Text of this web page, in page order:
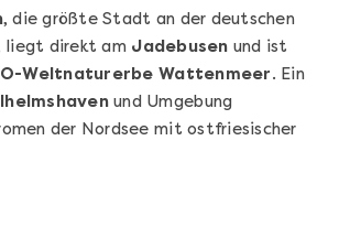
, die größte Stadt an der deutschen
liegt direkt am Jadebusen und ist
Weltnaturerbe Wattenmeer. Ein
und Umgebung
der Nordsee mit ostfriesischer